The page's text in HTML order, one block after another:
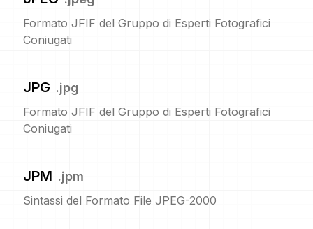
Formato JFIF del Gruppo di Esperti Fotografici
Coniugati
JPG .jpg
Formato JFIF del Gruppo di Esperti Fotografici
Coniugati
JPM .jpm
Sintassi del Formato File JPEG-2000